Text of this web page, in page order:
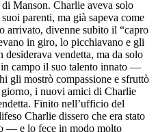
di Manson. Charlie aveva solo
parenti, ma già sapeva come
arrivato, divenne subito il “capro
in giro, lo picchiavano e gli
desiderava vendetta, ma da solo
in campo il suo talento innato —
gli mostrò compassione e sfruttò
i nuovi amici di Charlie
Finito nell’ufficio del
Charlie dissero che era stato
— e lo fece in modo molto